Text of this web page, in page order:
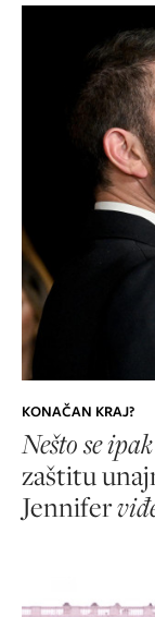
KONAČAN KRAJ?
Nešto se
zaštitu
Jennifer